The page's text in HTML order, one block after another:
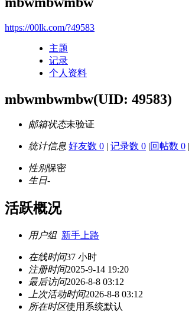
https://00lk.com/?49583
主题
记录
个人资料
mbwmbwmbw(UID: 49583)
邮箱状态未验证
统计信息 好友数 0 | 记录数 0 |回帖数 0 |
性别保密
生日-
活跃概况
用户组 新手上路
在线时间37 小时
注册时间2025-9-14 19:20
最后访问2026-8-8 03:12
上次活动时间2026-8-8 03:12
所在时区使用系统默认